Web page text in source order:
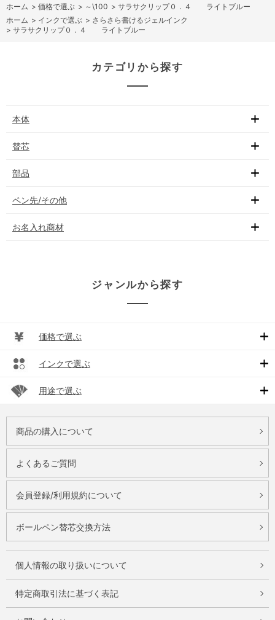
ホーム > 価格で選ぶ > ～\100 > サラサクリップ０．４ ライトブルー
ホーム > インクで選ぶ > さらさら書けるジェルインク
> サラサクリップ０．４ ライトブルー
カテゴリから探す
本体
替芯
部品
ペン先/その他
お名入れ商材
ジャンルから探す
価格で選ぶ
インクで選ぶ
用途で選ぶ
商品の購入について
よくあるご質問
会員登録/利用規約について
ボールペン替芯交換方法
個人情報の取り扱いについて
特定商取引法に基づく表記